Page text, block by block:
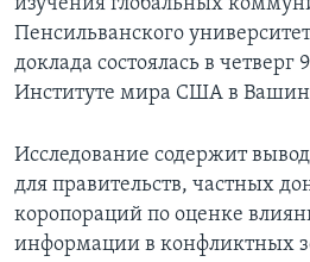
изучения глобальных
Пенсильванского
доклада состоялась в четверг
Институте мира США в
Исследование содержит
для правительств, частных
коропораций по оценке
информации в конфликтных